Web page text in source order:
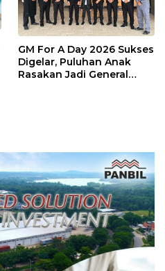
GM For A Day 2026 Sukses
Digelar, Puluhan Anak
Rasakan Jadi General